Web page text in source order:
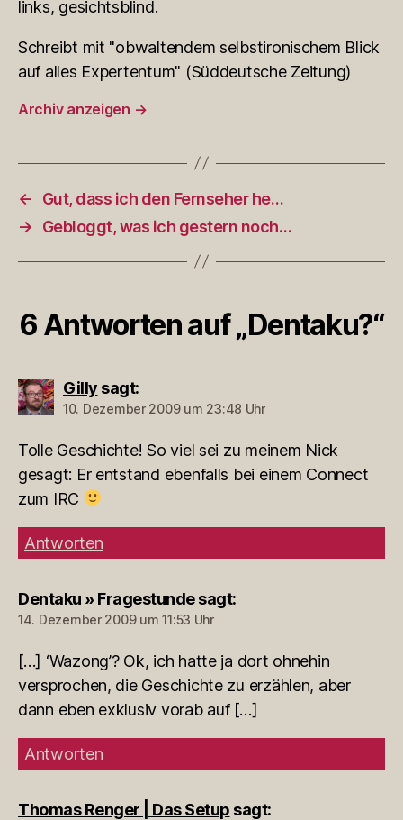
links, gesichtsblind.
Schreibt mit "obwaltendem selbstironischem Blick
auf alles Expertentum" (Süddeutsche Zeitung)
Archiv anzeigen →
←
Gut, dass ich den Fernseher he…
→
Gebloggt, was ich gestern noch…
6 Antworten auf „Dentaku?“
Gilly sagt:
10. Dezember 2009 um 23:48 Uhr
Tolle Geschichte! So viel sei zu meinem Nick
gesagt: Er entstand ebenfalls bei einem Connect
zum IRC
Antworten
Dentaku » Fragestunde sagt:
14. Dezember 2009 um 11:53 Uhr
[…] ‘Wazong’? Ok, ich hatte ja dort ohnehin
versprochen, die Geschichte zu erzählen, aber
dann eben exklusiv vorab auf […]
Antworten
Thomas Renger | Das Setup sagt: